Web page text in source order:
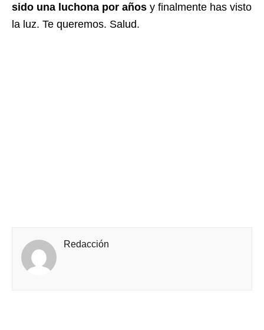
sido una luchona por años y finalmente has visto
la luz. Te queremos. Salud.
Redacción